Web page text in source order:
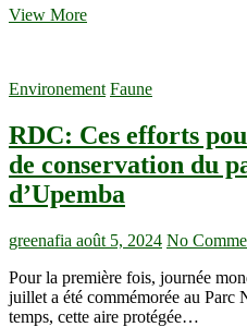
View More“Nous
mot
dire
dans
l’exploitation
minière
de
transition
énergétique”–
communautés
de
RDC
Environement Faune
RDC: Ces efforts
de conservation du
d’Upemba
greenafia août 5, 2024 No
Pour la première fois, journée
juillet a été commémorée au Parc
temps, cette aire protégée…